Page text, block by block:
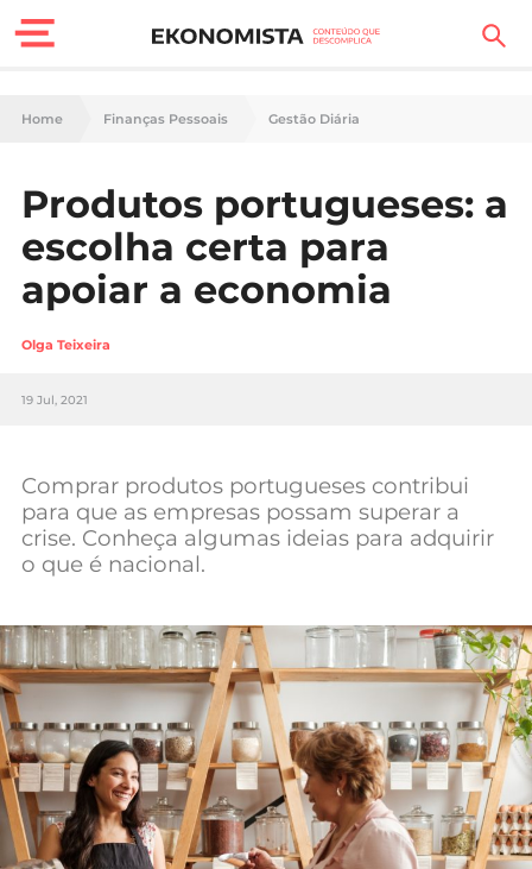
Finanças Pessoais
Carreira
Casa
Lifestyle
Sociedade
Negócios
Mundial 2026
Home Finanças Pessoais Gestão Diária
Produtos portugueses: a
escolha certa para
apoiar a economia
Olga Teixeira
19 Jul, 2021
Comprar produtos portugueses contribui
para que as empresas possam superar a
crise. Conheça algumas ideias para adquirir
o que é nacional.